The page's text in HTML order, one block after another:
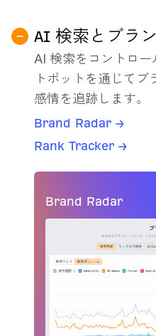
AI 検索とブラ
AI 検索をコントロ
トボットを通じてブ
感情を追跡します。
Brand Radar →
Rank Tracker →
Brand Radar